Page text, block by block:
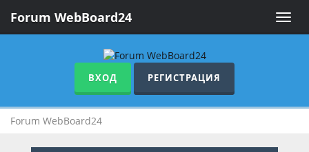
Toggle
Forum WebBoard24
ВХОД РЕГИСТРАЦИЯ
Forum WebBoard24